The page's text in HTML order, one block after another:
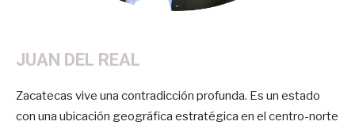
JUAN DEL REAL
Zacatecas vive una contradicción profunda. Es un estado
con una ubicación geográfica estratégica en el centro-norte